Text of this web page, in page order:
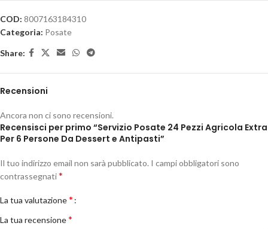
COD: 8007163184310
Categoria: Posate
Share:
Recensioni
Ancora non ci sono recensioni.
Recensisci per primo “Servizio Posate 24 Pezzi Agricola Extra
Per 6 Persone Da Dessert e Antipasti”
Il tuo indirizzo email non sarà pubblicato. I campi obbligatori sono
contrassegnati*
La tua valutazione*
La tua recensione*